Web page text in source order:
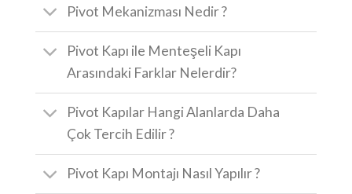
Pivot Mekanizması Nedir ?
Pivot Kapı ile Menteşeli Kapı
Arasındaki Farklar Nelerdir?
Pivot Kapılar Hangi Alanlarda Daha
Çok Tercih Edilir ?
Pivot Kapı Montajı Nasıl Yapılır ?